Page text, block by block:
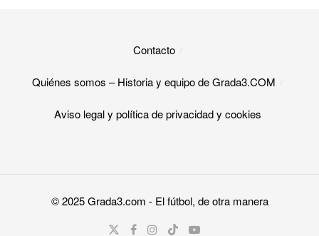
Contacto
Quiénes somos – Historia y equipo de Grada3.COM
Aviso legal y política de privacidad y cookies​
© 2025Grada3.com - El fútbol, de otra manera